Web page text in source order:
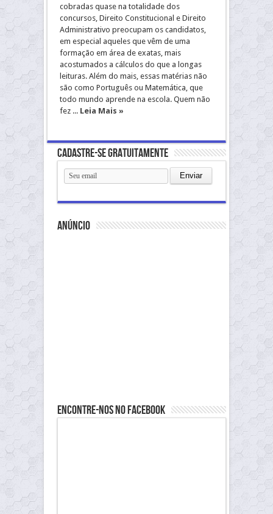
cobradas quase na totalidade dos
concursos, Direito Constitucional e Direito
Administrativo preocupam os candidatos,
em especial aqueles que vêm de uma
formação em área de exatas, mais
acostumados a cálculos do que a longas
leituras. Além do mais, essas matérias não
são como Português ou Matemática, que
todo mundo aprende na escola. Quem não
fez ... Leia Mais »
Cadastre-se gratuitamente
anúncio
Encontre-nos no Facebook